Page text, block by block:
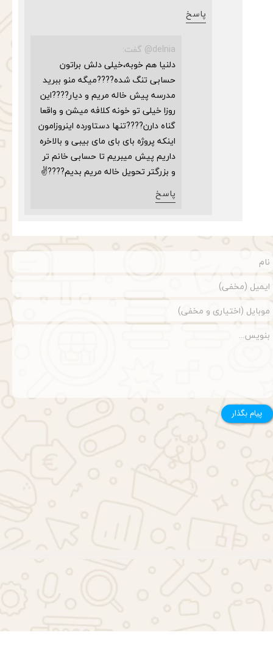
پاسخ
delnia@ گفت:
دلنیا هم خوبه،خیلی دلش براتون
حسابی تنگ شده????میگه منو ببرید
مدرسه پیش خاله مریم و دیار????این
روزا خیلی تو خونه کلافه میشن و واقعا
گناه دارن????تنها دستاورده اینروزامون
اینکه پروژه بای بای مای بیبی و بالاخره
داریم پیش میبریم تا حسابی خانم تر
و بزرگتر تحویل خاله مریم بدیم????✌️
پاسخ
پیام بگذار